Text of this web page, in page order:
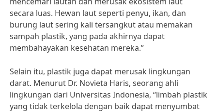
secara luas. Hewan laut seperti penyu, ikan, dan
burung laut sering kali tersangkut atau memakan
sampah plastik, yang pada akhirnya dapat
membahayakan kesehatan mereka.”
Selain itu, plastik juga dapat merusak lingkungan
darat. Menurut Dr. Novieta Haris, seorang ahli
lingkungan dari Universitas Indonesia, “limbah plastik
yang tidak terkelola dengan baik dapat menyumbat